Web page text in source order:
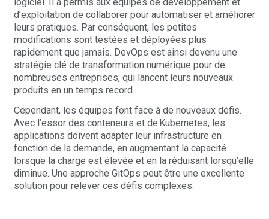
d’exploitation de collaborer pour automatiser et améliorer
leurs pratiques. Par conséquent, les petites
modifications sont testées et déployées plus
rapidement que jamais. DevOps est ainsi devenu une
stratégie clé de transformation numérique pour de
nombreuses entreprises, qui lancent leurs nouveaux
produits en un temps record.
Cependant, les équipes font face à de nouveaux défis.
Avec l’essor des conteneurs et de Kubernetes, les
applications doivent adapter leur infrastructure en
fonction de la demande, en augmentant la capacité
lorsque la charge est élevée et en la réduisant lorsqu’elle
diminue. Une approche GitOps peut être une excellente
solution pour relever ces défis complexes.